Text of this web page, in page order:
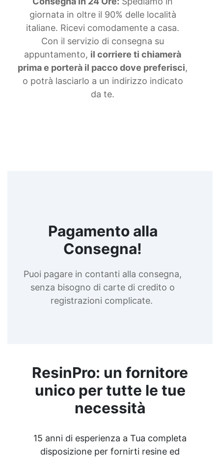
protettivo Spray lucido trasparente Creme
lucidanti per modelli Finiture opache per
superfici Lampada ultravioletto Creme lucidanti
resine Creme lucidanti per modelli artistici
Creme lucidanti per arte Diluente poliuretanico
Creme lucidanti epossidica Cera paraffinica
Creme lucidanti per decorazioni in resina Smalto
trasparente Adesivi per materiali trasparenti
Spray trasparente lucido Creme lucidanti per
giornata in oltre il 90% delle località
italiane. Ricevi comodamente a casa.
Con il servizio di consegna su
appuntamento, il corriere ti chiamerà
prima e porterà il pacco dove preferisci,
o potrà lasciarlo a un indirizzo indicato
da te.
Pagamento alla
Consegna!
Puoi pagare in contanti alla consegna,
senza bisogno di carte di credito o
registrazioni complicate.
ResinPro: un fornitore
unico per tutte le tue
necessità
15 anni di esperienza a Tua completa
disposizione per fornirti resine ed